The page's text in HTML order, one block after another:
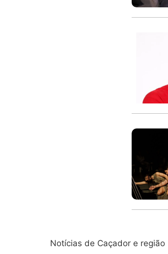
Notícias de Caçador e região